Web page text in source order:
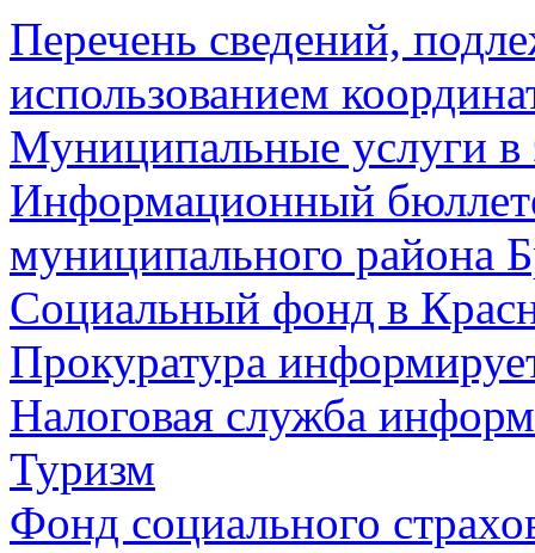
Перечень сведений,
использованием
Муниципальные услуги в
Информационный
муниципального района
Социальный фонд в
Прокуратура
Налоговая служба
Туризм
Фонд социального